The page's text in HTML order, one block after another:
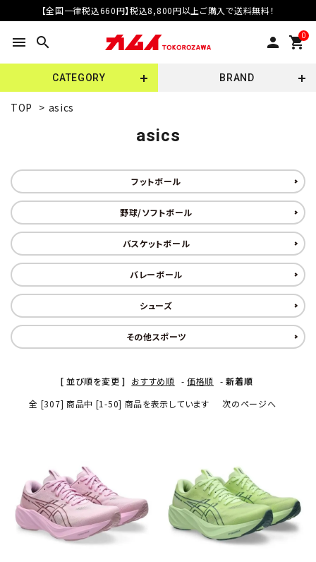
【全国一律税込660円】税込8,800円以上ご購入で送料無料！
menu search person 0
shopping_cart
CATEGORY BRAND
TOP > asics
asics
フットボール
野球/ソフトボール
バスケットボール
バレーボール
シューズ
その他スポーツ
[ 並び順を変更 ] おすすめ順 - 価格順 -新着順
全 [307] 商品中 [1-50] 商品を表示しています
次のページへ